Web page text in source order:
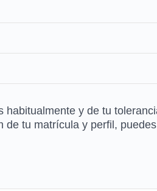
y de tu
de tu matrícula y perfil,